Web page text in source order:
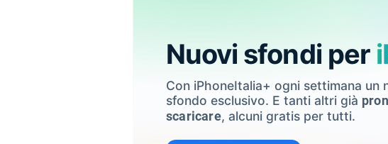
Nuovi sfondi per
Con iPhoneItalia+ ogni settimana un
sfondo esclusivo. E tanti altri già
scaricare, alcuni gratis per tutti.